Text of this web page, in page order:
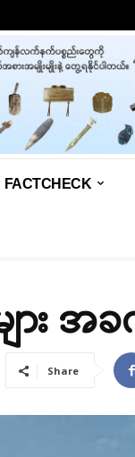
FACTCHECK
ား အ
Share